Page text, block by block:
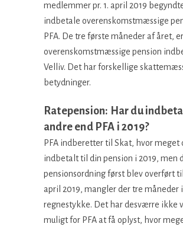
medlemmer pr. 1. april 2019
indbetale overenskomstmæssige
PFA. De tre første måneder af året,
overenskomstmæssige pension
Velliv. Det har forskellige
betydninger.
Ratepension: Har du
andre end PFA i 2019?
PFA indberetter til Skat, hvor meget
indbetalt til din pension i 2019, men
pensionsordning først blev overført til
april 2019, mangler der tre måneder
regnestykke. Det har desværre ikke
muligt for PFA at få oplyst, hvor